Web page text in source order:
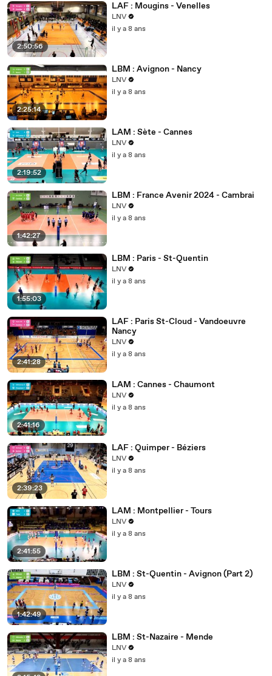
2:50:56
LAF : Mougins - Venelles
LNV
il y a 8 ans
2:25:14
LBM : Avignon - Nancy
LNV
il y a 8 ans
2:19:52
LAM : Sète - Cannes
LNV
il y a 8 ans
1:42:27
LBM : France Avenir 2024 - Cambrai
LNV
il y a 8 ans
1:55:03
LBM : Paris - St-Quentin
LNV
il y a 8 ans
2:41:28
LAF : Paris St-Cloud - Vandoeuvre
Nancy
LNV
il y a 8 ans
2:41:16
LAM : Cannes - Chaumont
LNV
il y a 8 ans
2:39:23
LAF : Quimper - Béziers
LNV
il y a 8 ans
2:41:55
LAM : Montpellier - Tours
LNV
il y a 8 ans
1:42:49
LBM : St-Quentin - Avignon (Part 2)
LNV
il y a 8 ans
LBM : St-Nazaire - Mende
LNV
il y a 8 ans